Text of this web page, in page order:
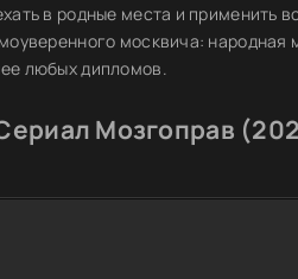
в родные места и применить
москвича: народная
любых дипломов.
Мозгоправ